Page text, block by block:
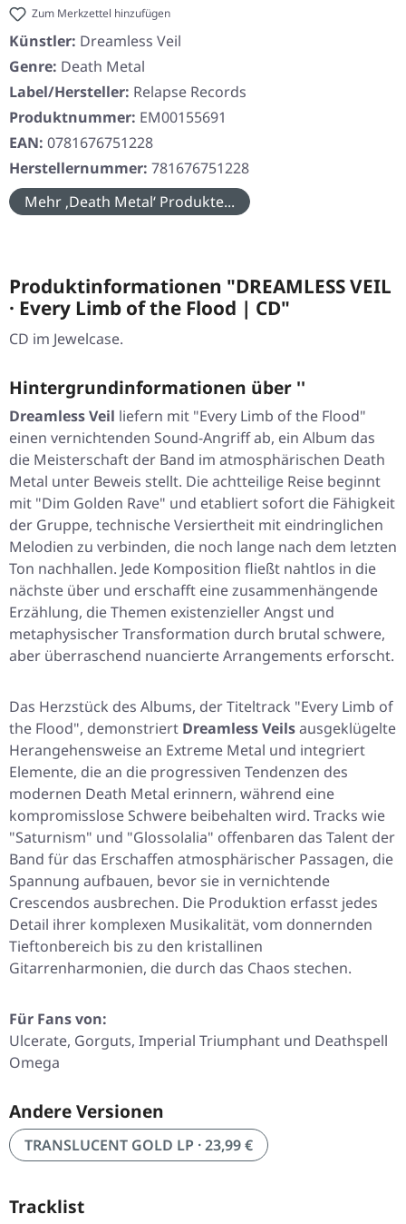
Zum Merkzettel hinzufügen
Künstler: Dreamless Veil
Genre: Death Metal
Label/Hersteller: Relapse Records
Produktnummer: EM00155691
EAN: 0781676751228
Herstellernummer: 781676751228
Mehr ‚Death Metal‘ Produkte...
Produktinformationen "DREAMLESS VEIL
· Every Limb of the Flood | CD"
CD im Jewelcase.
Hintergrundinformationen über ''
Dreamless Veil liefern mit "Every Limb of the Flood"
einen vernichtenden Sound-Angriff ab, ein Album das
die Meisterschaft der Band im atmosphärischen Death
Metal unter Beweis stellt. Die achtteilige Reise beginnt
mit "Dim Golden Rave" und etabliert sofort die Fähigkeit
der Gruppe, technische Versiertheit mit eindringlichen
Melodien zu verbinden, die noch lange nach dem letzten
Ton nachhallen. Jede Komposition fließt nahtlos in die
nächste über und erschafft eine zusammenhängende
Erzählung, die Themen existenzieller Angst und
metaphysischer Transformation durch brutal schwere,
aber überraschend nuancierte Arrangements erforscht.
Das Herzstück des Albums, der Titeltrack "Every Limb of
the Flood", demonstriert Dreamless Veilsausgeklügelte
Herangehensweise an Extreme Metal und integriert
Elemente, die an die progressiven Tendenzen des
modernen Death Metal erinnern, während eine
kompromisslose Schwere beibehalten wird. Tracks wie
"Saturnism" und "Glossolalia" offenbaren das Talent der
Band für das Erschaffen atmosphärischer Passagen, die
Spannung aufbauen, bevor sie in vernichtende
Crescendos ausbrechen. Die Produktion erfasst jedes
Detail ihrer komplexen Musikalität, vom donnernden
Tieftonbereich bis zu den kristallinen
Gitarrenharmonien, die durch das Chaos stechen.
Für Fans von:
Ulcerate, Gorguts, Imperial Triumphant und Deathspell
Omega
Andere Versionen
TRANSLUCENT GOLD LP · 23,99 €
Tracklist